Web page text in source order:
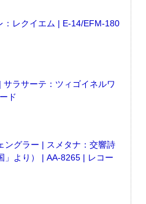
：レクイエム | E-14/EFM-180
ラサーテ：ツィゴイネルワ
ド
ングラー | スメタナ：交響詩
」より） | AA-8265 | レコー